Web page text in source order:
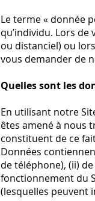
Le terme « donnée
qu’individu. Lors
ou distanciel) ou
vous demander de
Quelles sont les
En utilisant notre
êtes amené à nous
constituent de ce
Données
de téléphone), (ii)
fonctionnement du
(lesquelles peuvent